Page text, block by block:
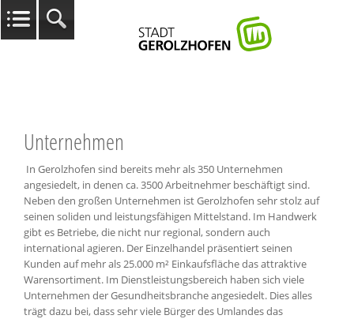
Unternehmen
In Gerolzhofen sind bereits mehr als 350 Unternehmen
angesiedelt, in denen ca. 3500 Arbeitnehmer beschäftigt sind.
Neben den großen Unternehmen ist Gerolzhofen sehr stolz auf
seinen soliden und leistungsfähigen Mittelstand. Im Handwerk
gibt es Betriebe, die nicht nur regional, sondern auch
international agieren. Der Einzelhandel präsentiert seinen
Kunden auf mehr als 25.000 m² Einkaufsfläche das attraktive
Warensortiment. Im Dienstleistungsbereich haben sich viele
Unternehmen der Gesundheitsbranche angesiedelt. Dies alles
trägt dazu bei, dass sehr viele Bürger des Umlandes das